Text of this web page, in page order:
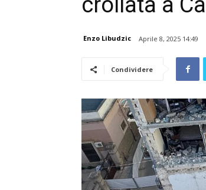
Enzo Libudzic Aprile 8, 2025 14:49
Condividere